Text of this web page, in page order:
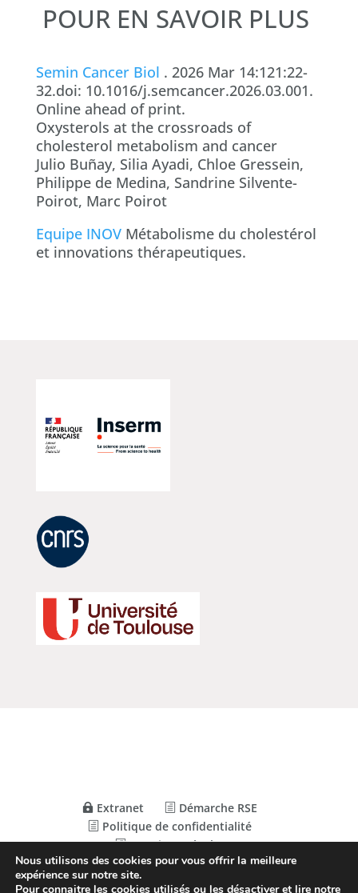
POUR EN SAVOIR PLUS
Semin Cancer Biol . 2026 Mar 14:121:22-
32.doi: 10.1016/j.semcancer.2026.03.001.
Online ahead of print.
Oxysterols at the crossroads of
cholesterol metabolism and cancer
Julio Buñay, Silia Ayadi, Chloe Gressein,
Philippe de Medina, Sandrine Silvente-
Poirot, Marc Poirot
Equipe INOVMétabolisme du cholestérol
et innovations thérapeutiques.
Extranet
Démarche RSE
Politique de confidentialité
Mentions Légales
Nous utilisons des cookies pour vous offrir la meilleure
expérience sur notre site.
Pour connaitre les cookies utilisés ou les désactiver et lire notre